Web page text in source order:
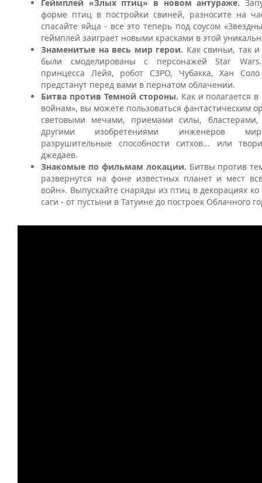
Геймплей «Злых птиц» в новом антураже.
форме птиц в постройки свиней, разносите на
спасайте яйца - все это теперь под соусом
геймплей заиграет новыми красками в этой
Знаменитые на весь мир герои. Как свиньи, так
были смоделированы с персонажей Star
принцесса Лейя, робот C3PO, Чубакка, Хан
предстанут перед вами в пернатом облачении.
Битва против Темной стороны. Как и полагается
войнам», вы можете пользоваться фантастическим
световыми мечами, приемами силы,
другими изобретениями инженеров
разрушительные способности ситхов... или
джедаев.
Знакомые по фильмам локации. Битвы против
развернутся на фоне известных планет и мест
войн». Выпускайте снаряды из птиц в декорациях
саги - от пустыни в Татуине до построек Облачного